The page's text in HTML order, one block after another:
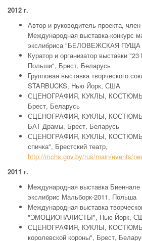
2012 г.
Автор и руководитель проекта,
Международная выставка-конкурс
экслибриса "БЕЛОВЕЖСКАЯ ПУЩА
Куратор и организатор выставки
Польши", Брест, Беларусь
Групповая выставка
STARBUCKS, Нью Йорк, США
СЦЕНОГРАФИЯ, КУКЛЫ,
Брест, Беларусь
СЦЕНОГРАФИЯ, КУКЛЫ, КОСТЮМЫ
БАТ Драмы, Брест, Беларусь
СЦЕНОГРАФИЯ, КУКЛЫ, КОСТЮМЫ
спичка", Брестский театр,
http://mchs.gov.by/rus/main/events/
2011 г.
Meждународная выставка
экслибрис Мальборк-2011, Польша
Международная выставка
"ЭМОЦИОНАЛИСТЫ", Нью Йорк,
СЦЕНОГРАФИЯ, КУКЛЫ, КОСТЮМЫ
королевской короны", Брест,